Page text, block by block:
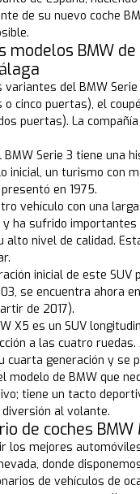
de su nuevo coche
modelos BMW
variantes del BMW Serie
o cinco puertas), el
puertas). La
BMW Serie 3 tiene una
inicial, un turismo con
en 1975.
vehículo con una
y ha sufrido importantes
alto nivel de calidad.
inicial de este SUV
se encuentra ahora
de 2017).
X5 es un SUV
a las cuatro
cuarta generación y se
modelo de BMW que
tiene un tacto
al volante.
de coches
los mejores
donde
de vehículos de